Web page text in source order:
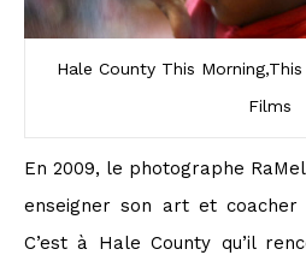
Hale County This
Films
En 2009, le photographe
enseigner son art et coacher
C’est à Hale County qu’il